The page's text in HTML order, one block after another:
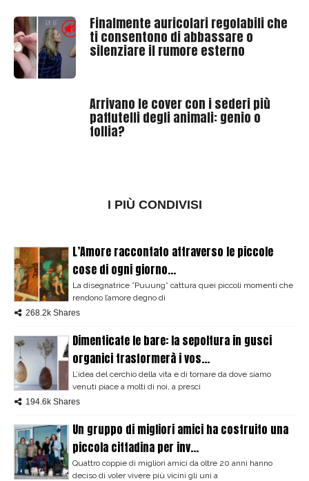
Finalmente auricolari regolabili che
ti consentono di abbassare o
silenziare il rumore esterno
Arrivano le cover con i sederi più
paffutelli degli animali: genio o
follia?
I PIÙ CONDIVISI
L’Amore raccontato attraverso le piccole
cose di ogni giorno...
La disegnatrice ”Puuung” cattura quei piccoli momenti che
rendono l’amore degno di
268.2k Shares
Dimenticate le bare: la sepoltura in gusci
organici trasformerà i vos...
L’idea del cerchio della vita e di tornare da dove siamo
venuti piace a molti di noi, a presci
194.6k Shares
Un gruppo di migliori amici ha costruito una
piccola cittadina per inv...
Quattro coppie di migliori amici da oltre 20 anni hanno
deciso di voler vivere più vicini gli uni a